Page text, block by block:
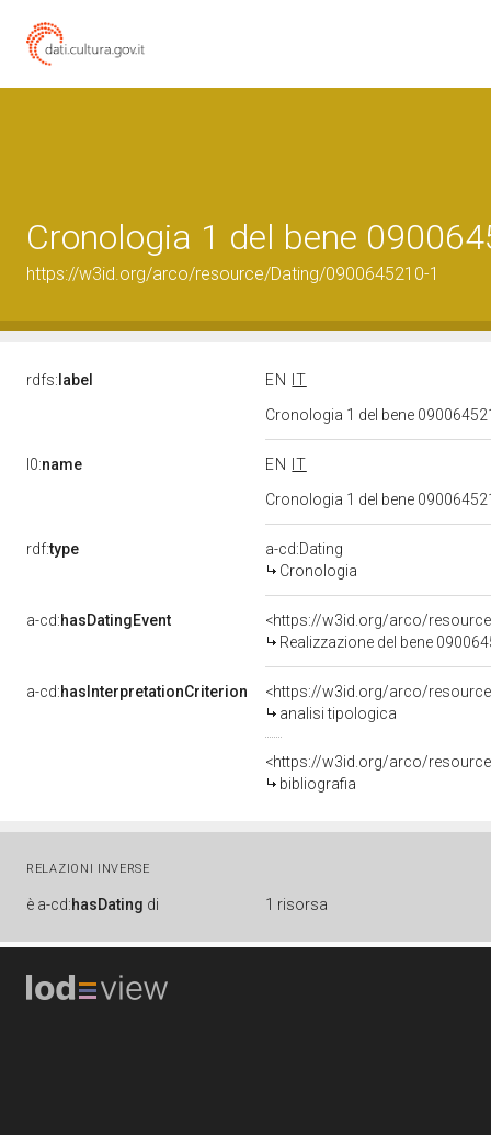
Cronologia 1 del bene
https://w3id.org/arco/resource/Dating/0900645210-1
rdfs: label EN
IT
Cronologia 1 del bene
l0:name EN
IT
Cronologia 1 del bene
rdf:type
a-cd:Dating
Cronologia
a-cd:hasDatingEvent
<https://w3id.org/arco/
Realizzazione del bene
a-cd:hasInterpretationCriterion
<https://w3id.org/arco/
analisi tipologica
<https://w3id.org/arco/
bibliografia
RELAZIONI INVERSE
è a-cd:hasDating di 1 risorsa